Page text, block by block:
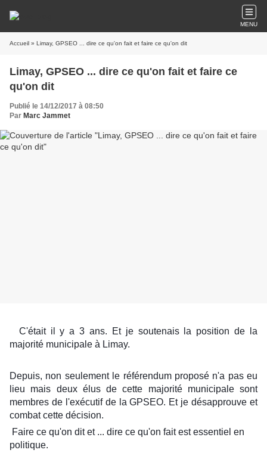
MENU
Accueil » Limay, GPSEO ... dire ce qu'on fait et faire ce qu'on dit
Limay, GPSEO ... dire ce qu'on fait et faire ce
qu'on dit
Publié le 14/12/2017 à 08:50
Par Marc Jammet
C'était il y a 3 ans. Et je soutenais la position de la
majorité municipale à Limay.
Depuis, non seulement le référendum proposé n'a pas eu
lieu mais deux élus de cette majorité municipale sont
membres de l'exécutif de la GPSEO. Et je désapprouve et
combat cette décision.
Faire ce qu'on dit et ... dire ce qu'on fait est essentiel en
politique.